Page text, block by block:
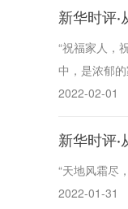
新华时评
“祝福家人，
中，是浓郁的
2022-02-01
新华时评
“天地风霜尽
2022-01-31